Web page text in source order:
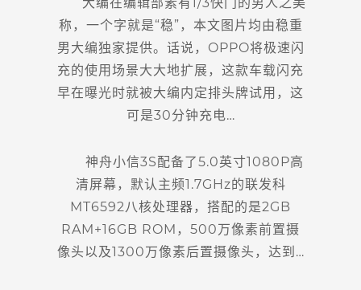
称，一个字就是“稳”，本文图片均由稳重
男大编独家提供。话说，OPPO将极速闪
充的使用场景大大地扩展，这款车载闪充
早在曝光时就被大编内定排头牌试用，这
可是30分钟充电…
神舟小信3S配备了5.0英寸1080P高
清屏幕，默认主频1.7GHz的联发科
MT6592八核处理器，搭配的是2GB
RAM+16GB ROM，500万像素前置摄
像头以及1300万像素后置摄像头，达到…